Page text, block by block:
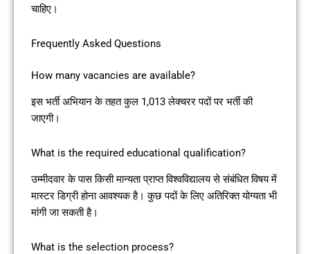
चाहिए।
Frequently Asked Questions
How many vacancies are available?
इस भर्ती अभियान के तहत कुल 1,013 लेक्चरर पदों पर भर्ती की
जाएगी।
What is the required educational qualification?
उम्मीदवार के पास किसी मान्यता प्राप्त विश्वविद्यालय से संबंधित विषय में
मास्टर डिग्री होना आवश्यक है। कुछ पदों के लिए अतिरिक्त योग्यता भी
मांगी जा सकती है।
What is the selection process?